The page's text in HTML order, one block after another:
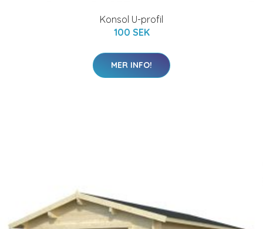
Konsol U-profil
100 SEK
MER INFO!